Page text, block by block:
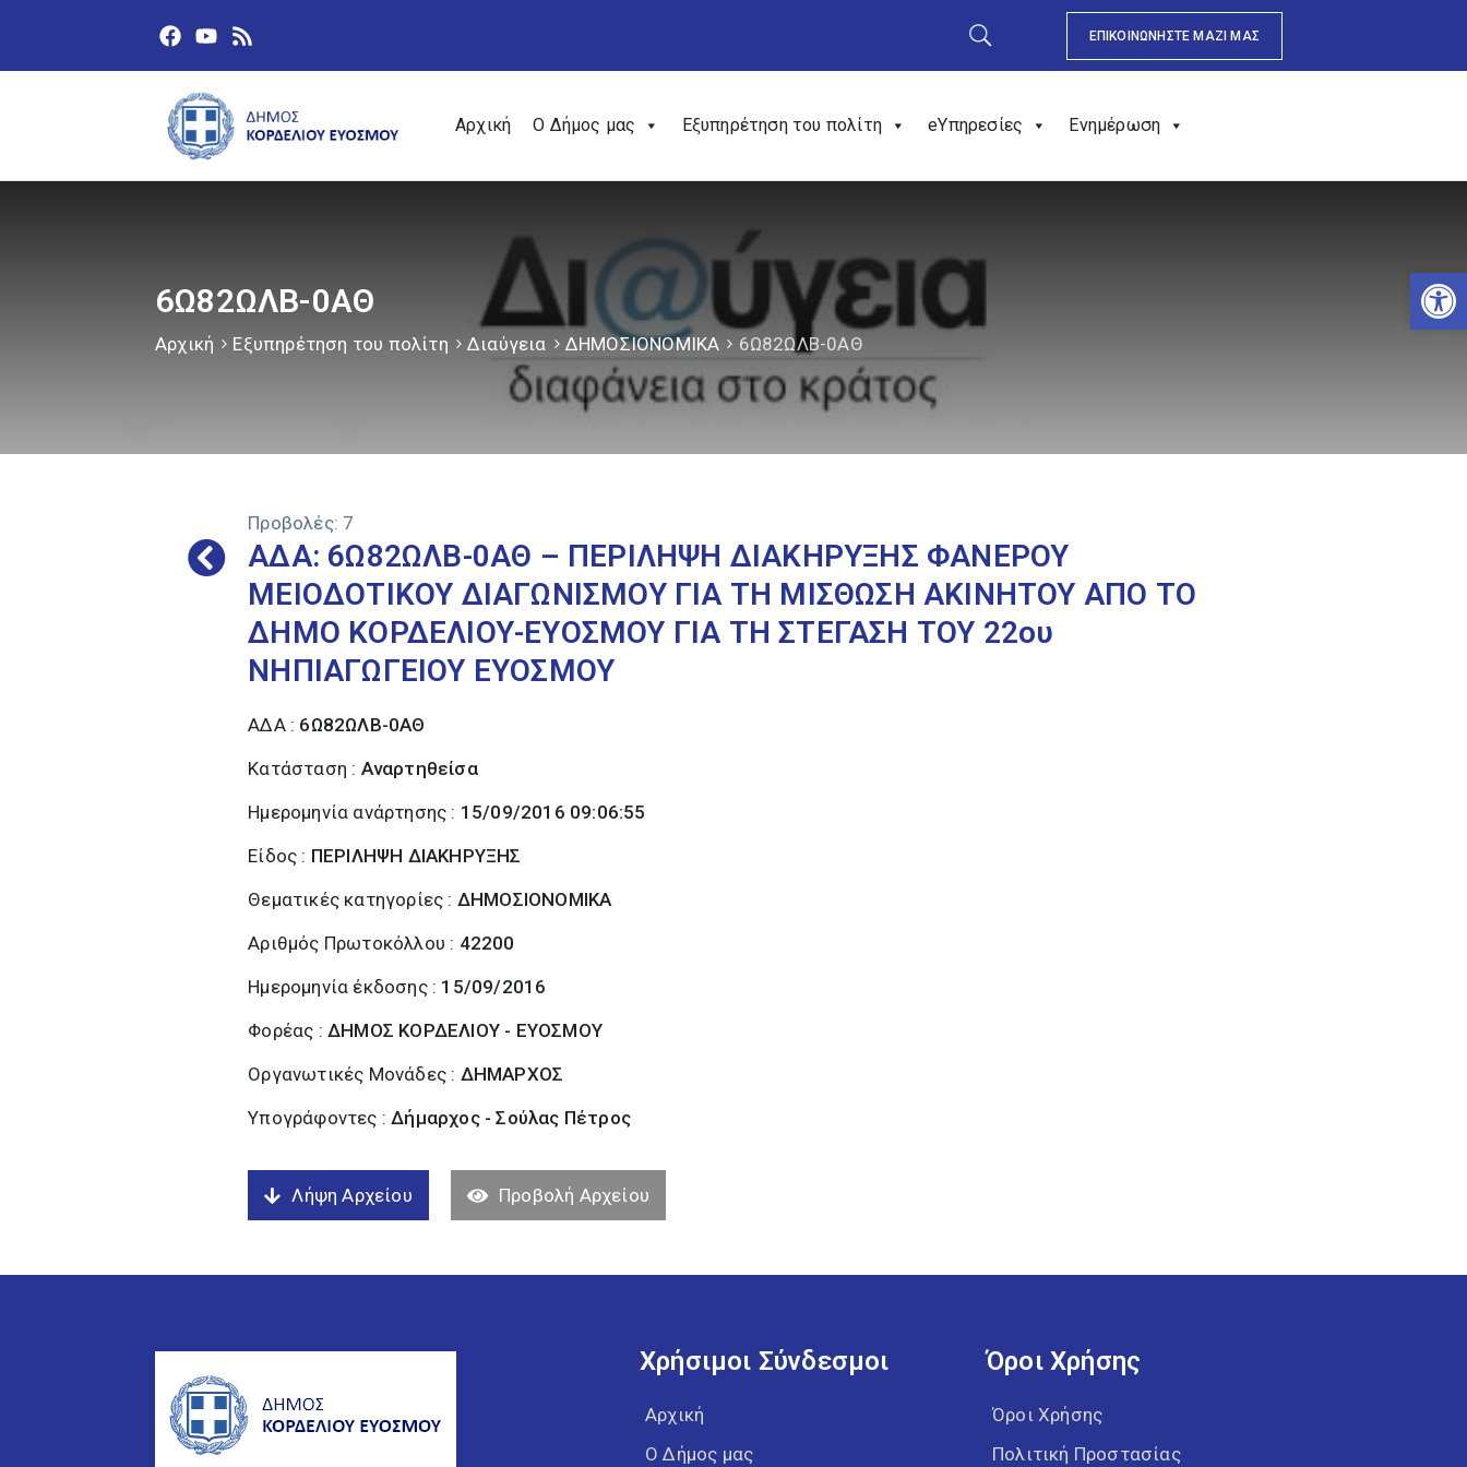
ΕΠΙΚΟΙΝΩΝΗΣΤΕ ΜΑΖΙ ΜΑΣ
Αρχική Ο Δήμος μας Εξυπηρέτηση του πολίτη eΥπηρεσίες Ενημέρωση
6Ω82ΩΛΒ-0ΑΘ
Αρχική Εξυπηρέτηση του πολίτη Διαύγεια ΔΗΜΟΣΙΟΝΟΜΙΚΑ 6Ω82ΩΛΒ-0ΑΘ
Προβολές: 7
ΑΔΑ: 6Ω82ΩΛΒ-0ΑΘ – ΠΕΡΙΛΗΨΗ ΔΙΑΚΗΡΥΞΗΣ ΦΑΝΕΡΟΥ
ΜΕΙΟΔΟΤΙΚΟΥ ΔΙΑΓΩΝΙΣΜΟΥ ΓΙΑ ΤΗ ΜΙΣΘΩΣΗ ΑΚΙΝΗΤΟΥ ΑΠΟ ΤΟ
ΔΗΜΟ ΚΟΡΔΕΛΙΟΥ-ΕΥΟΣΜΟΥ ΓΙΑ ΤΗ ΣΤΕΓΑΣΗ ΤΟΥ 22ου
ΝΗΠΙΑΓΩΓΕΙΟΥ ΕΥΟΣΜΟΥ
ΑΔΑ : 6Ω82ΩΛΒ-0ΑΘ
Κατάσταση : Αναρτηθείσα
Ημερομηνία ανάρτησης : 15/09/2016 09:06:55
Είδος : ΠΕΡΙΛΗΨΗ ΔΙΑΚΗΡΥΞΗΣ
Θεματικές κατηγορίες : ΔΗΜΟΣΙΟΝΟΜΙΚΑ
Αριθμός Πρωτοκόλλου : 42200
Ημερομηνία έκδοσης : 15/09/2016
Φορέας :ΔΗΜΟΣ ΚΟΡΔΕΛΙΟΥ - ΕΥΟΣΜΟΥ
Οργανωτικές Μονάδες : ΔΗΜΑΡΧΟΣ
Υπογράφοντες :Δήμαρχος - Σούλας Πέτρος
Λήψη Αρχείου Προβολή Αρχείου
Χρήσιμοι Σύνδεσμοι
Αρχική
Ο Δήμος μας
Όροι Χρήσης
Όροι Χρήσης
Πολιτική Προστασίας